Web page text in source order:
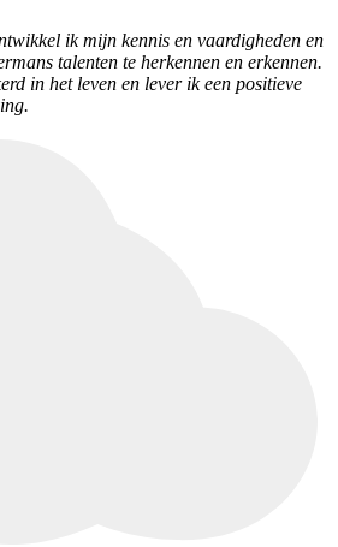
ik mijn kennis en vaardigheden en
talenten te herkennen en erkennen.
in het leven en lever ik een positieve